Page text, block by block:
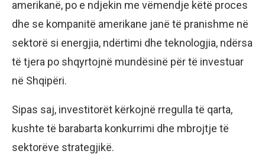
amerikanë, po e ndjekin me vëmendje këtë proces
dhe se kompanitë amerikane janë të pranishme në
sektorë si energjia, ndërtimi dhe teknologjia, ndërsa
të tjera po shqyrtojnë mundësinë për të investuar
në Shqipëri.
Sipas saj, investitorët kërkojnë rregulla të qarta,
kushte të barabarta konkurrimi dhe mbrojtje të
sektorëve strategjikë.